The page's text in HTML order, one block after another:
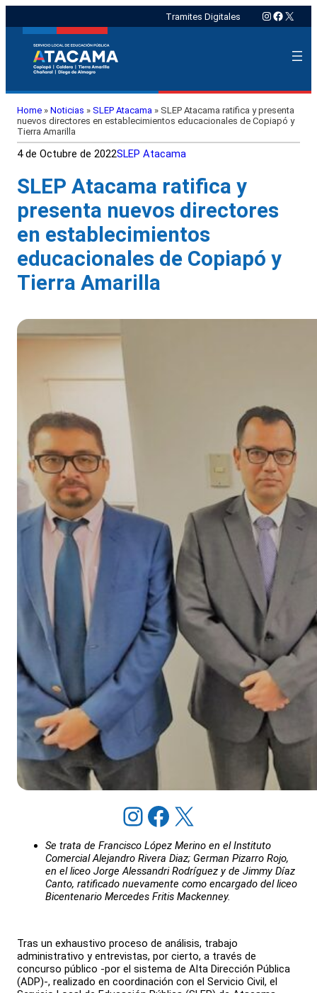
Tramites Digitales Instagram
X
Home » Noticias » SLEP Atacama » SLEP Atacama ratifica y presenta
nuevos directores en establecimientos educacionales de Copiapó y
Tierra Amarilla
4 de Octubre de 2022SLEP Atacama
SLEP Atacama ratifica y
presenta nuevos directores
en establecimientos
educacionales de Copiapó y
Tierra Amarilla
Instagram Facebook X
Se trata de Francisco López Merino en el Instituto
Comercial Alejandro Rivera Diaz; German Pizarro Rojo,
en el liceo Jorge Alessandri Rodríguez y de Jimmy Díaz
Canto, ratificado nuevamente como encargado del liceo
Bicentenario Mercedes Fritis Mackenney.
Tras un exhaustivo proceso de análisis, trabajo
administrativo y entrevistas, por cierto, a través de
concurso público -por el sistema de Alta Dirección Pública
(ADP)-, realizado en coordinación con el Servicio Civil, el